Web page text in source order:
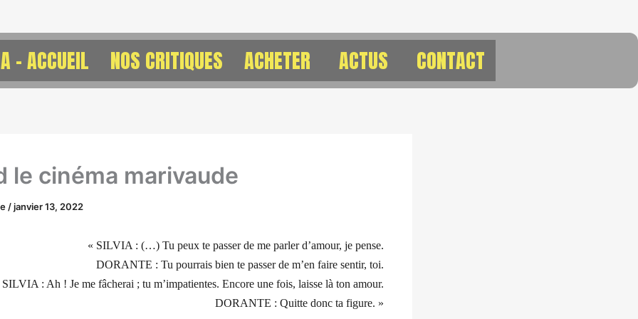
– ACCUEIL NOS CRITIQUES ACHETER ACTUS CONTACT
le cinéma marivaude
/janvier 13, 2022
« SILVIA : (…) Tu peux te passer de me parler d’amour, je pense.
DORANTE : Tu pourrais bien te passer de m’en faire sentir, toi.
SILVIA : Ah ! Je me fâcherai ; tu m’impatientes. Encore une fois, laisse là ton amour.
DORANTE : Quitte donc ta figure. »